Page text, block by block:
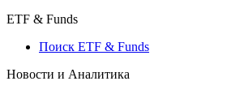
ETF & Funds
Поиск ETF & Funds
Новости и Аналитика